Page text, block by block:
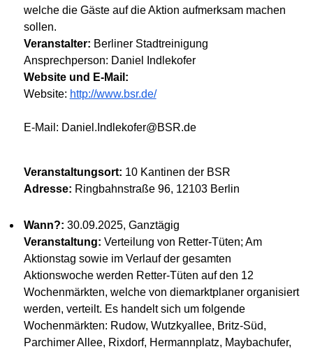
welche die Gäste auf die Aktion aufmerksam machen
sollen.
Veranstalter: Berliner Stadtreinigung
Ansprechperson: Daniel Indlekofer
Website und E-Mail:
Website: http://www.bsr.de/
E-Mail: Daniel.Indlekofer@BSR.de
Veranstaltungsort: 10 Kantinen der BSR
Adresse: Ringbahnstraße 96, 12103 Berlin
Wann?: 30.09.2025, Ganztägig
Veranstaltung: Verteilung von Retter-Tüten; Am
Aktionstag sowie im Verlauf der gesamten
Aktionswoche werden Retter-Tüten auf den 12
Wochenmärkten, welche von diemarktplaner organisiert
werden, verteilt. Es handelt sich um folgende
Wochenmärkten: Rudow, Wutzkyallee, Britz-Süd,
Parchimer Allee, Rixdorf, Hermannplatz, Maybachufer,